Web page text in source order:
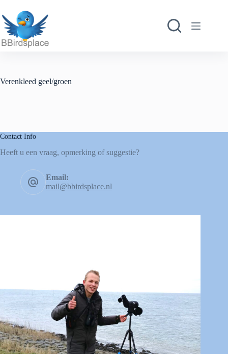
Verenkleed geel/groen
Contact Info
Heeft u een vraag, opmerking of suggestie?
Email:
mail@bbirdsplace.nl